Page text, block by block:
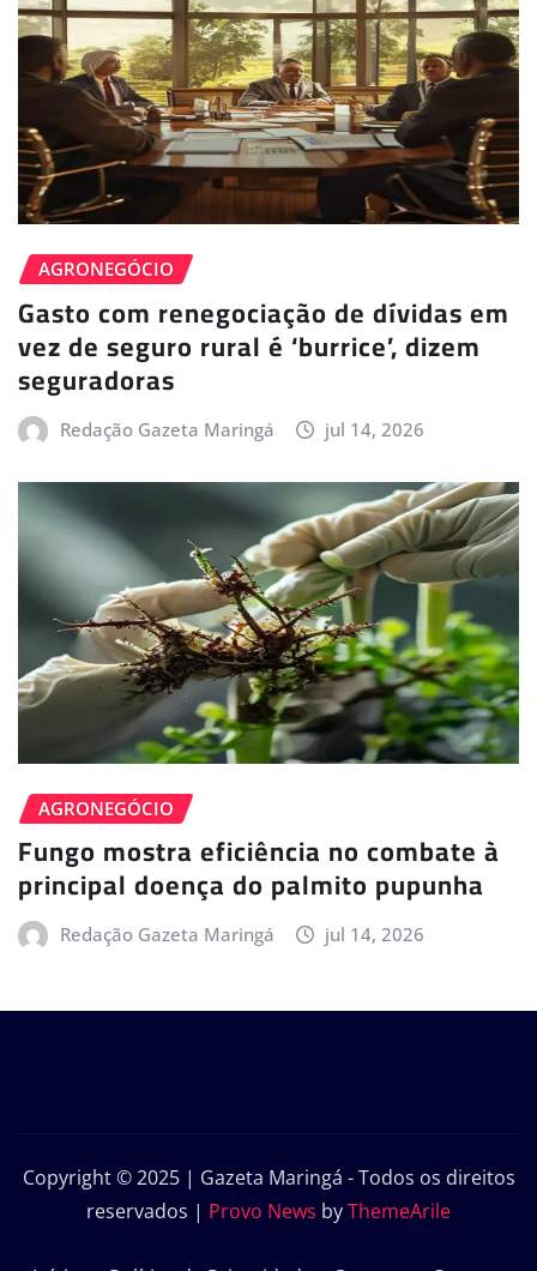
AGRONEGÓCIO
Gasto com renegociação de dívidas em
vez de seguro rural é ‘burrice’, dizem
seguradoras
Redação Gazeta Maringá jul 14, 2026
AGRONEGÓCIO
Fungo mostra eficiência no combate à
principal doença do palmito pupunha
Redação Gazeta Maringá jul 14, 2026
Copyright © 2025 | Gazeta Maringá - Todos os direitos
reservados | Provo News byThemeArile